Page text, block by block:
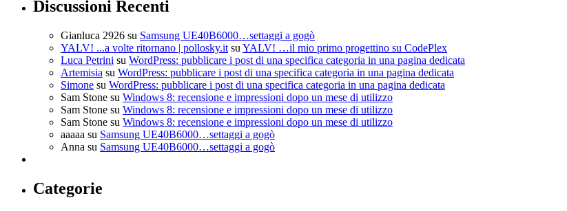
Discussioni Recenti
Gianluca 2926 su Samsung UE40B6000…settaggi a gogò
YALV! ...a volte ritornano | pollosky.it su YALV! …il mio primo progettino su CodePlex
Luca Petrini su WordPress: pubblicare i post di una specifica categoria in una pagina dedicata
Artemisia su WordPress: pubblicare i post di una specifica categoria in una pagina dedicata
Simone su WordPress: pubblicare i post di una specifica categoria in una pagina dedicata
Sam Stone su Windows 8: recensione e impressioni dopo un mese di utilizzo
Sam Stone su Windows 8: recensione e impressioni dopo un mese di utilizzo
Sam Stone su Windows 8: recensione e impressioni dopo un mese di utilizzo
aaaaa su Samsung UE40B6000…settaggi a gogò
Anna su Samsung UE40B6000…settaggi a gogò
Categorie